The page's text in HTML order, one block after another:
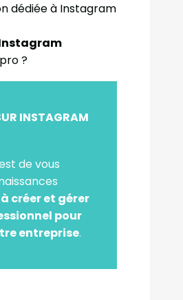
dédiée à Instagram
?
INSTAGRAM
de vous
créer et gérer
pour
entreprise.